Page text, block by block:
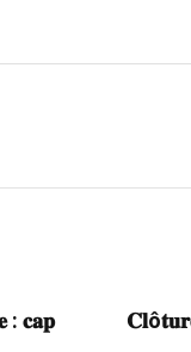
: 𝐜𝐚𝐩